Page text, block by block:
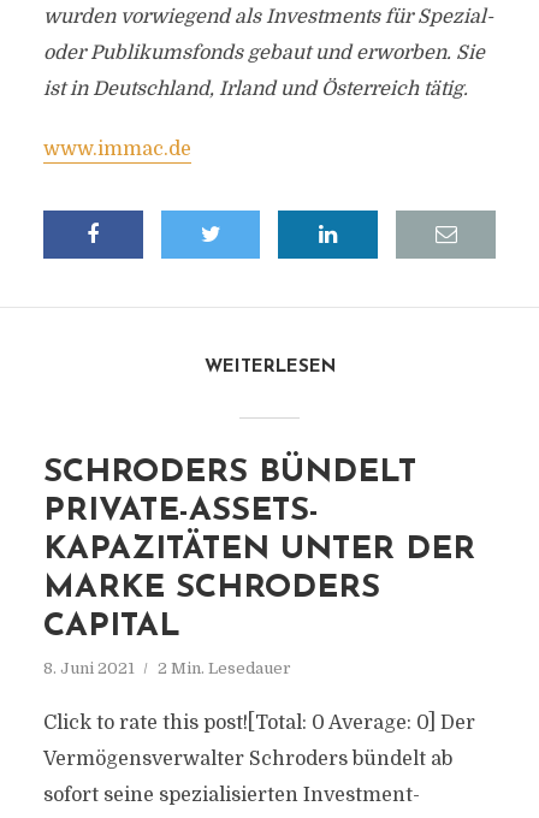
wurden vorwiegend als Investments für Spezial-
oder Publikumsfonds gebaut und erworben. Sie
ist in Deutschland, Irland und Österreich tätig.
www.immac.de
WEITERLESEN
SCHRODERS BÜNDELT
PRIVATE-ASSETS-
KAPAZITÄTEN UNTER DER
MARKE SCHRODERS
CAPITAL
8. Juni 2021 2 Min. Lesedauer
Click to rate this post![Total: 0 Average: 0] Der
Vermögensverwalter Schroders bündelt ab
sofort seine spezialisierten Investment-